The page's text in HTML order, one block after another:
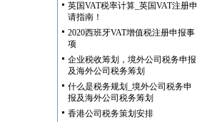
英国VAT税率计算_英国VAT注册申
请指南！
2020西班牙VAT增值税注册申报事
项
企业税收筹划，境外公司税务申报
及海外公司税务筹划
什么是税务规划_境外公司税务申
报及海外公司税务筹划
香港公司税务策划安排